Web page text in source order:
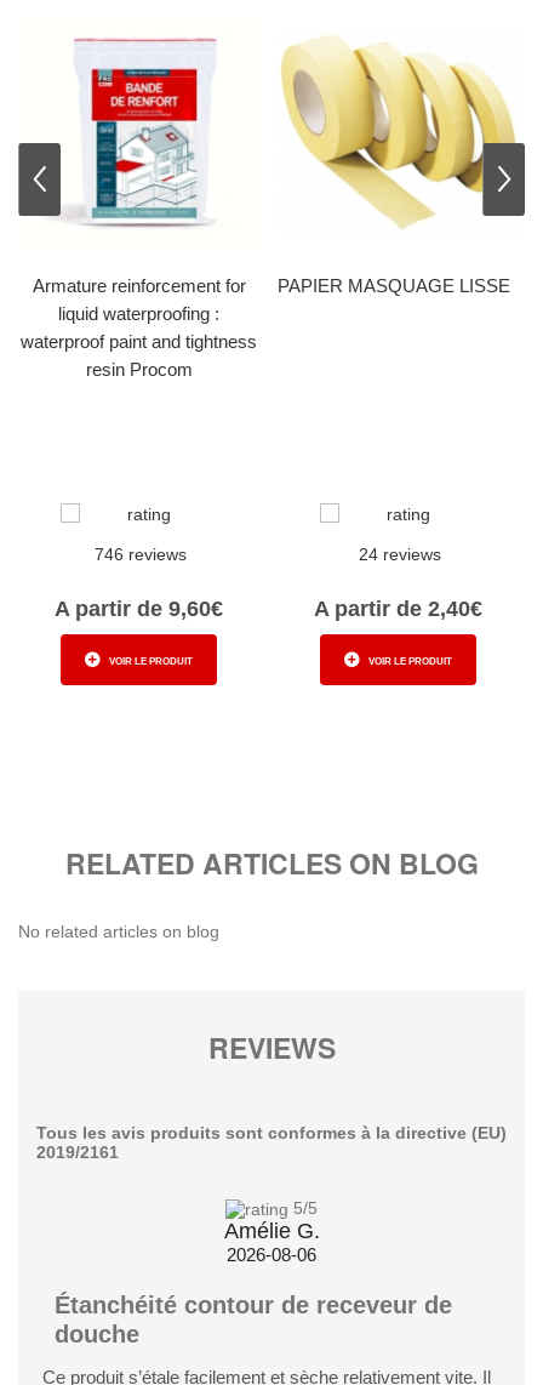
Armature reinforcement for
liquid waterproofing :
waterproof paint and tightness
resin Procom
746 reviews
A partir de 9,60€
VOIR LE PRODUIT
PAPIER MASQUAGE LISSE
24 reviews
A partir de 2,40€
VOIR LE PRODUIT
prev
RELATED ARTICLES ON BLOG
No related articles on blog
REVIEWS
Tous les avis produits sont conformes à la directive (EU)
2019/2161
5/5
Amélie G.
2026-08-06
Étanchéité contour de receveur de
douche
Ce produit s’étale facilement et sèche relativement vite. Il